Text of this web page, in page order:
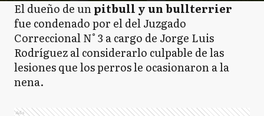
El dueño de unpitbull y un bullterrier
fue condenado por el del Juzgado
Correccional N° 3 a cargo de Jorge Luis
Rodríguez al considerarlo culpable de las
lesiones que los perros le ocasionaron a la
nena.
Ads